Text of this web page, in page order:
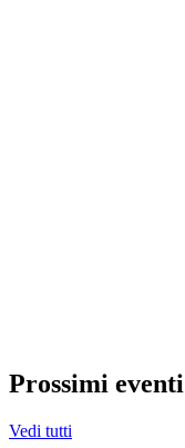
Prossimi eventi
Vedi tutti